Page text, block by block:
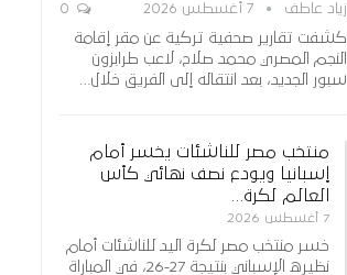
زياد عاطف 7 أغسطس 2026
كشفت تقارير صحفية تركية عن مقر إقامة
النجم المصري محمد صلاح، لاعب طرابزون
سبور الجديد، بعد انتقاله إلى الفريق خلال…
منتخب مصر للناشئات يخسر أمام
إسبانيا ويودع نصف نهائي كأس
العالم لكرة…
7 أغسطس 2026
خسر منتخب مصر لكرة اليد للناشئات أمام
نظيره الإسباني بنتيجة 27-26، في المباراة